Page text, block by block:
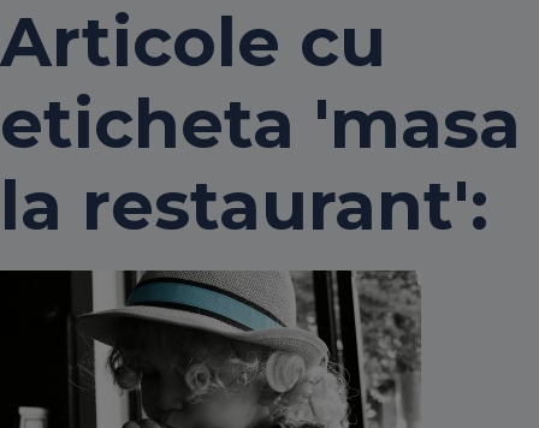
Articole cu
eticheta 'masa
la restaurant':